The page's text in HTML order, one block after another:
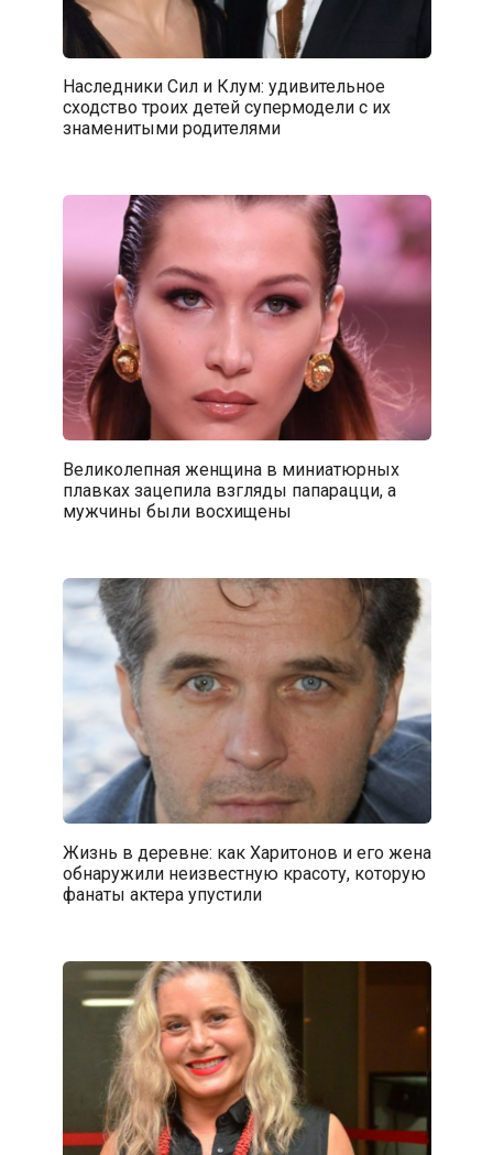
Наследники Сил и Клум: удивительное
сходство троих детей супермодели с их
знаменитыми родителями
Великолепная женщина в миниатюрных
плавках зацепила взгляды папарацци, а
мужчины были восхищены
Жизнь в деревне: как Харитонов и его жена
обнаружили неизвестную красоту, которую
фанаты актера упустили